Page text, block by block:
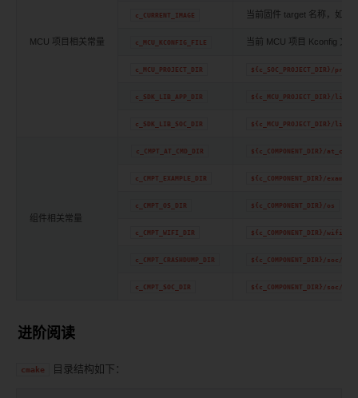
MCU 项目相关常量
c_CURRENT_IMAGE 当前固件 target 名称，如
c_MCU_KCONFIG_FILE 当前 MCU 项目 Kconfig 文
c_MCU_PROJECT_DIR ${c_SOC_PROJECT_DIR}/
c_SDK_LIB_APP_DIR ${c_MCU_PROJECT_DIR}/
c_SDK_LIB_SOC_DIR ${c_MCU_PROJECT_DIR}/lib/
组件相关常量
c_CMPT_AT_CMD_DIR ${c_COMPONENT_DIR}/at_cmd
c_CMPT_EXAMPLE_DIR ${c_COMPONENT_DIR}/example
c_CMPT_OS_DIR ${c_COMPONENT_DIR}/os
c_CMPT_WIFI_DIR ${c_COMPONENT_DIR}/wifi
c_CMPT_CRASHDUMP_DIR ${c_COMPONENT_DIR}/soc/
c_CMPT_SOC_DIR ${c_COMPONENT_DIR}/soc/
进阶阅读
cmake 目录结构如下：